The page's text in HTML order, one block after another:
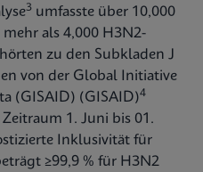
3 umfasste über 10,000
als 4,000 H3N2-
zu den Subkladen J
von der Global Initiative
(GISAID) (GISAID)4
1. Juni bis 01.
Inklusivität für
≥99,9 % für H3N2